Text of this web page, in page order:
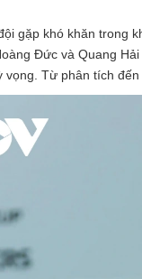
gặp khó khăn trong
Đức và Quang
vọng. Từ phân tích